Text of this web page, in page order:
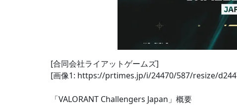
[合同会社ライアットゲームズ]
[画像1: https://prtimes.jp/i/24470/587/resize/
「VALORANT Challengers Japan」概要